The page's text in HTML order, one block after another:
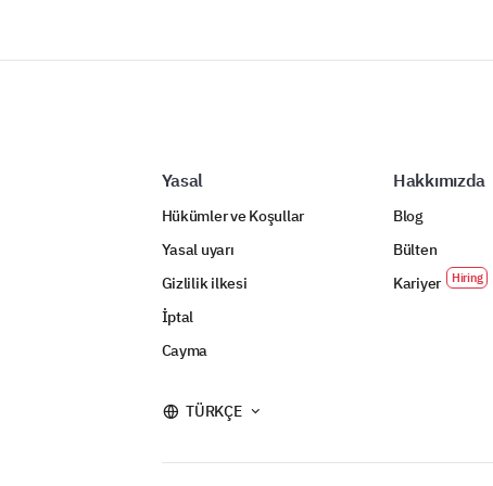
Yasal
Hükümler ve Koşullar
Yasal uyarı
Gizlilik ilkesi
İptal
Cayma
Hakkımızda
Blog
Bülten
Kariyer
TÜRKÇE